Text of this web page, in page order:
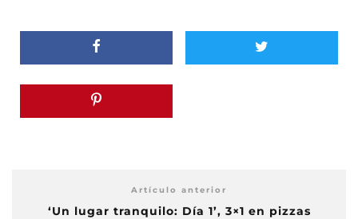
Artículo anterior
‘Un lugar tranquilo: Día 1’, 3×1 en pizzas